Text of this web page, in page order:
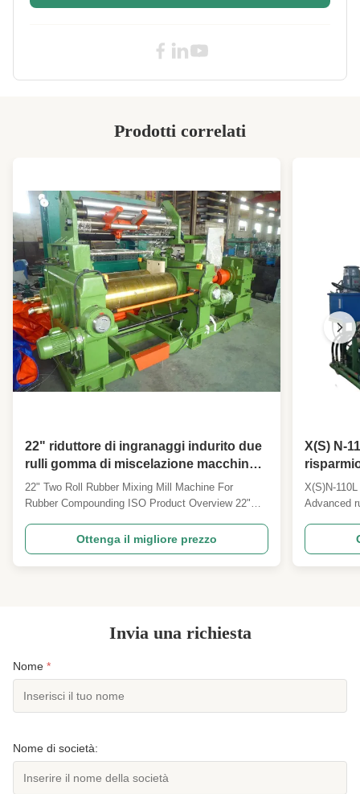
2500 tonnellate o su misura
Motor Power: 55 kW
gomma Dock Fender
,
Macchine per la stampa di vulcanizzazione
Dock Fender
Prodotti correlati
22" riduttore di ingranaggi indurito due
rulli gomma di miscelazione macchina
per la gomma di miscelazione ISO
certificato
22" Two Roll Rubber Mixing Mill Machine For
Rubber Compounding ISO Product Overview 22"
Mill for professional rubber compounding
applications. This industrial mixing mill is designed
for efficient processing of rubber materials with
Ottenga il migliore prezzo
X(S) N-
basso
X(S)N-
Advanced
operation
Asked
volume
Invia una richiesta
Nome *
Nome di società: